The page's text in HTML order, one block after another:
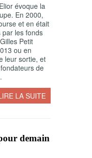
évoque la
En 2000,
et en était
par les fonds
Petit
ou en
leur sortie, et
de
LA SUITE
demain